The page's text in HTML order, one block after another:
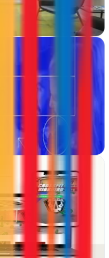
para tu negocio
para potenciar tu presencia
de marketing
de marketing que
Creatividad riojana con